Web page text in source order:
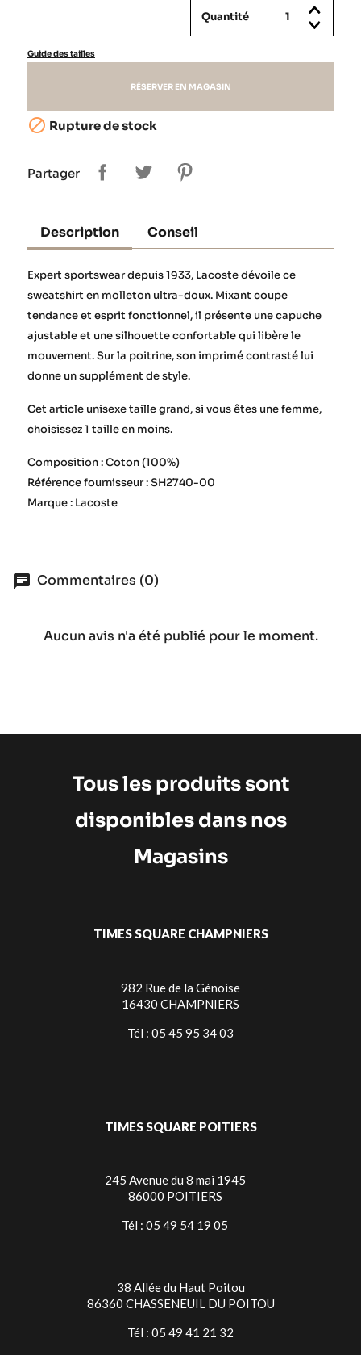
Quantité
Guide des tailles
RÉSERVER EN MAGASIN
 Rupture de stock
Partager
Description Conseil
Expert sportswear depuis 1933, Lacoste dévoile ce
sweatshirt en molleton ultra-doux. Mixant coupe
tendance et esprit fonctionnel, il présente une capuche
ajustable et une silhouette confortable qui libère le
mouvement. Sur la poitrine, son imprimé contrasté lui
donne un supplément de style.
Cet article unisexe taille grand, si vous êtes une femme,
choisissez 1 taille en moins.
Composition : Coton (100%)
Référence fournisseur : SH2740-00
Marque : Lacoste
Commentaires (0)
Aucun avis n'a été publié pour le moment.
Tous les produits sont
disponibles dans nos
Magasins
TIMES SQUARE CHAMPNIERS
982 Rue de la Génoise
16430 CHAMPNIERS
Tél : 05 45 95 34 03
TIMES SQUARE POITIERS
245 Avenue du 8 mai 1945
86000 POITIERS
Tél : 05 49 54 19 05
38 Allée du Haut Poitou
86360 CHASSENEUIL DU POITOU
Tél : 05 49 41 21 32